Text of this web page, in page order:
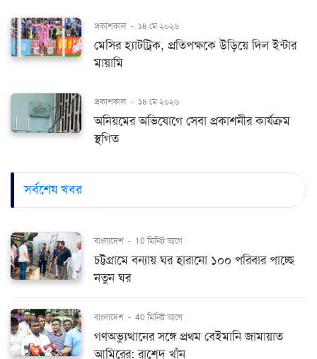
প্রকাশকাল - ১৪ মে ২০২৬
মেসির হ্যাটট্রিক, প্রতিপক্ষকে উড়িয়ে দিল ইন্টার
মায়ামি
প্রকাশকাল - ১৪ মে ২০২৬
অনিয়মের অভিযোগে সেবা প্রকাশনীর কার্যক্রম
স্থগিত
সর্বশেষ খবর
বাংলাদেশ - 10 মিনিট আগে
চট্টগ্রামে বন্যায় ঘর হারানো ১০০ পরিবার পাচ্ছে
নতুন ঘর
বাংলাদেশ - 40 মিনিট আগে
গণঅভ্যুত্থানের সঙ্গে প্রথম বেইমানি জামায়াত
আমিরের: রাশেদ খাঁন